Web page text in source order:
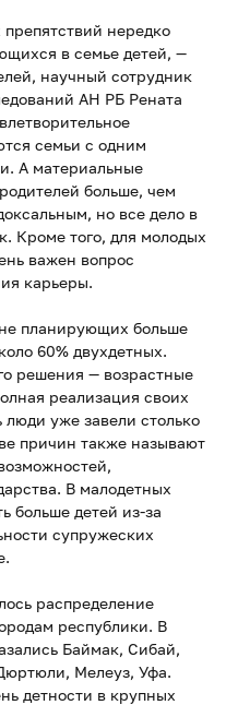
нередко
в семье детей, —
научный сотрудник
АН РБ Рената
семьи с одним
А материальные
больше, чем
но все дело в
Кроме того, для молодых
важен вопрос
карьеры.
планирующих больше
60% двухдетных.
решения — возрастные
реализация своих
люди уже завели столько
причин также называют
В малодетных
больше детей из-за
супружеских
распределение
республики. В
Баймак, Сибай,
Мелеуз, Уфа.
детности в крупных